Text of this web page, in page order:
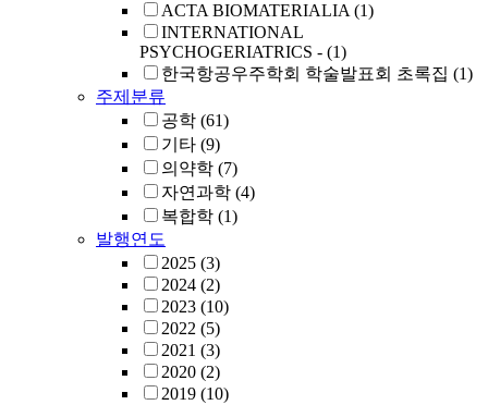
ACTA BIOMATERIALIA (1)
INTERNATIONAL
PSYCHOGERIATRICS - (1)
한국항공우주학회 학술발표회 초록집 (1)
주제분류
공학 (61)
기타 (9)
의약학 (7)
자연과학 (4)
복합학 (1)
발행연도
2025 (3)
2024 (2)
2023 (10)
2022 (5)
2021 (3)
2020 (2)
2019 (10)